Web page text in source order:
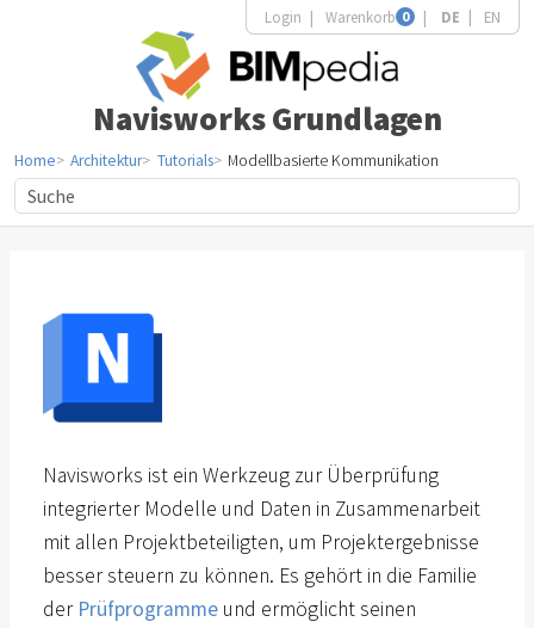
Login Warenkorb 0 DE EN
Navisworks Grundlagen
Home Architektur Tutorials Modellbasierte Kommunikation
Navisworks ist ein Werkzeug zur Überprüfung
integrierter Modelle und Daten in Zusammenarbeit
mit allen Projektbeteiligten, um Projektergebnisse
besser steuern zu können. Es gehört in die Familie
der Prüfprogramme und ermöglicht seinen